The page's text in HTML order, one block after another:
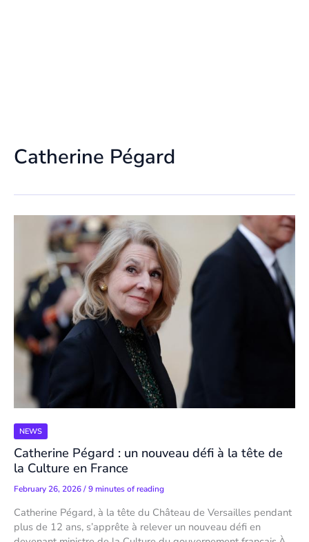
Catherine Pégard
NEWS
Catherine Pégard : un nouveau défi à la tête de
la Culture en France
February 26, 2026/9 minutes of reading
Catherine Pégard, à la tête du Château de Versailles pendant
plus de 12 ans, s’apprête à relever un nouveau défi en